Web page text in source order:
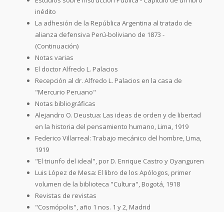
inédito
La adhesión de la República Argentina al tratado de
alianza defensiva Perú-boliviano de 1873 -
(Continuación)
Notas varias
El doctor Alfredo L. Palacios
Recepción al dr. Alfredo L. Palacios en la casa de
"Mercurio Peruano"
Notas bibliográficas
Alejandro O. Deustua: Las ideas de orden y de libertad
en la historia del pensamiento humano, Lima, 1919
Federico Villarreal: Trabajo mecánico del hombre, Lima,
1919
"El triunfo del ideal", por D. Enrique Castro y Oyanguren
Luis López de Mesa: El libro de los Apólogos, primer
volumen de la biblioteca "Cultura", Bogotá, 1918
Revistas de revistas
"Cosmópolis", año 1 nos. 1 y 2, Madrid